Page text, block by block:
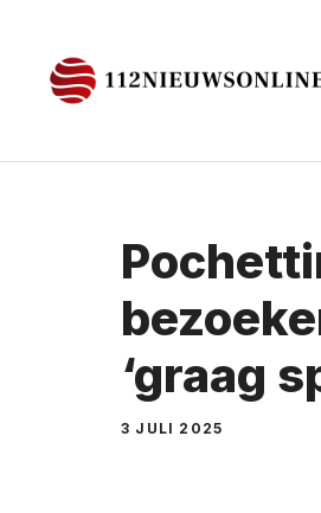
‘graag
3 JULI 2025